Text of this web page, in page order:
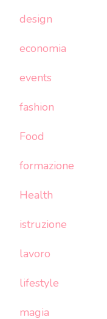
design
economia
events
fashion
Food
formazione
Health
istruzione
lavoro
lifestyle
magia